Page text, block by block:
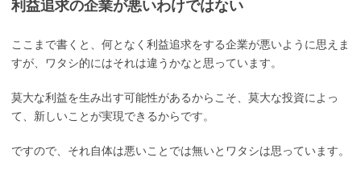
利益追求の企業が悪いわけではない
ここまで書くと、何となく利益追求をする企業が悪いように思えま
すが、ワタシ的にはそれは違うかなと思っています。
莫大な利益を生み出す可能性があるからこそ、莫大な投資によっ
て、新しいことが実現できるからです。
ですので、それ自体は悪いことでは無いとワタシは思っています。